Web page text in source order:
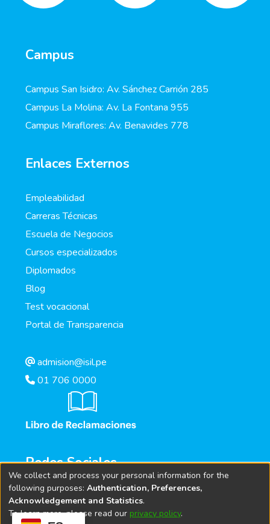
Campus
Campus San Isidro: Av. Sánchez Carrión 285
Campus La Molina: Av. La Fontana 955
Campus Miraflores: Av. Benavides 778
Enlaces Externos
Empleabilidad
Carreras Técnicas
Escuela de Negocios
Cursos especializados
Diplomados
Blog
Test vocacional
Portal de Transparencia
admision@isil.pe
01 706 0000
Redes Sociales
We collect and process your personal information for the
following purposes: Authentication, Preferences,
Acknowledgement and Statistics.
To learn more, please read our privacy policy.